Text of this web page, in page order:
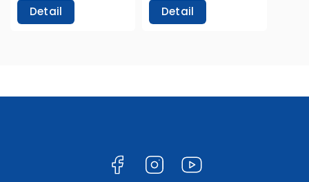
Detail Detail
Facebook Instagram